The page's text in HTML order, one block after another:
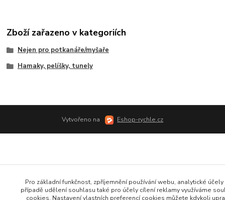
Zboží zařazeno v kategoriích
Nejen pro potkanáře/myšaře
Hamaky, pelíšky, tunely
Vytvořeno na Eshop-rychle.cz
Pro základní funkčnost, zpříjemnění používání webu, analytické účely
případě udělení souhlasu také pro účely cílení reklamy využíváme
cookies. Nastavení vlastních preferencí cookies můžete kdykoli